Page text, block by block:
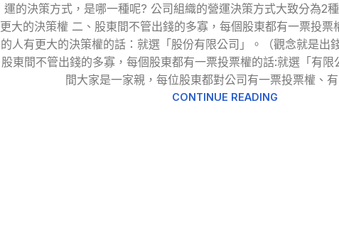
運的決策方式，是哪一種呢? 公司組織的營運決策方式大致分為2
更大的決策權 二、股東間不管出錢的多寡，每個股東都有一票投票
的人有更大的決策權的話：就選「股份有限公司」。（觀念就是出
股東間不管出錢的多寡，每個股東都有一票投票權的話:就選「有限
間大家是一家親，每位股東都對公司有一票投票權、有
CONTINUE READING